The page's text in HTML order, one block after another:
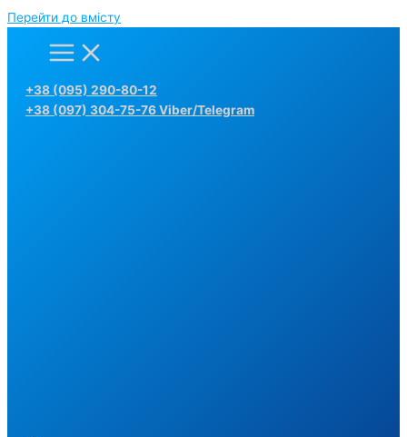
Перейти до вмісту
+38 (095) 290-80-12
+38 (097) 304-75-76 Viber/Telegram